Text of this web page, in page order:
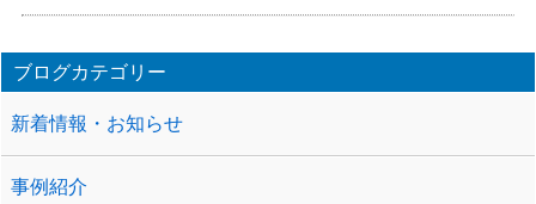
ブログカテゴリー
新着情報・お知らせ
事例紹介